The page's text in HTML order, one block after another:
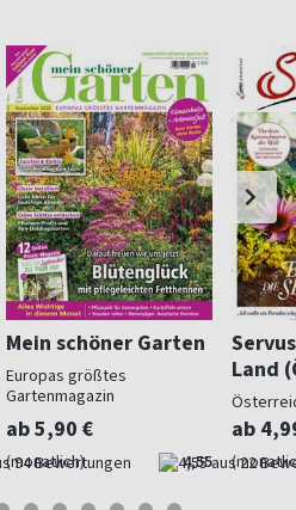
Mein schöner Garten
Europas größtes
Gartenmagazin
ab 5,90 €
(monatlich) 4,55
Land
ab